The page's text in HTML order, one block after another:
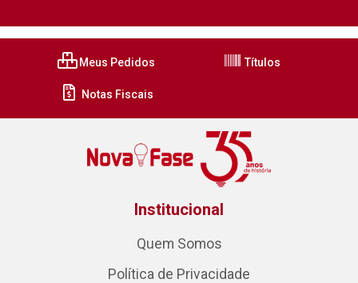
Meus Pedidos Títulos
Notas Fiscais
Institucional
Quem Somos
Política de Privacidade